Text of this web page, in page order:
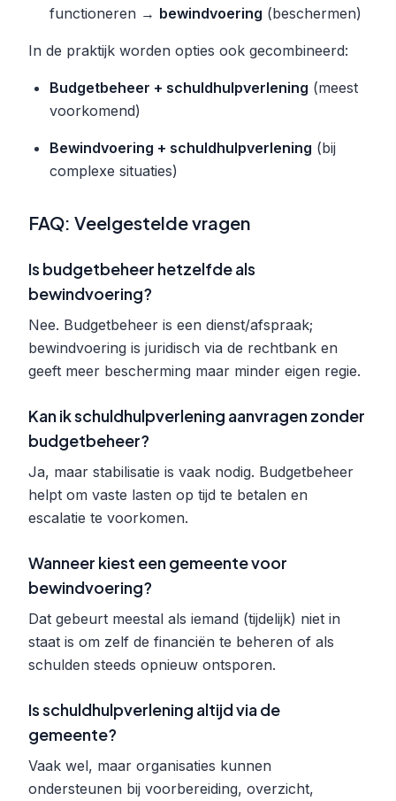
functioneren → bewindvoering (beschermen)
In de praktijk worden opties ook gecombineerd:
Budgetbeheer + schuldhulpverlening (meest
voorkomend)
Bewindvoering + schuldhulpverlening (bij
complexe situaties)
FAQ: Veelgestelde vragen
Is budgetbeheer hetzelfde als
bewindvoering?
Nee. Budgetbeheer is een dienst/afspraak;
bewindvoering is juridisch via de rechtbank en
geeft meer bescherming maar minder eigen regie.
Kan ik schuldhulpverlening aanvragen zonder
budgetbeheer?
Ja, maar stabilisatie is vaak nodig. Budgetbeheer
helpt om vaste lasten op tijd te betalen en
escalatie te voorkomen.
Wanneer kiest een gemeente voor
bewindvoering?
Dat gebeurt meestal als iemand (tijdelijk) niet in
staat is om zelf de financiën te beheren of als
schulden steeds opnieuw ontsporen.
Is schuldhulpverlening altijd via de
gemeente?
Vaak wel, maar organisaties kunnen
ondersteunen bij voorbereiding, overzicht,